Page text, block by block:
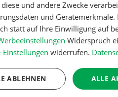
Kein
Bewilligung
Pflanzenbau
Erst das Ziel,
und andere Zwecke
und
statt auf Ihre Einwilligung auf
Widerspruch
Einstellungen widerrufen.
ALLE
ABLEHNEN